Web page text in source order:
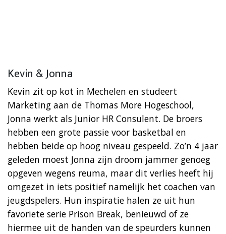
Kevin & Jonna
Kevin zit op kot in Mechelen en studeert
Marketing aan de Thomas More Hogeschool,
Jonna werkt als Junior HR Consulent. De broers
hebben een grote passie voor basketbal en
hebben beide op hoog niveau gespeeld. Zo’n 4 jaar
geleden moest Jonna zijn droom jammer genoeg
opgeven wegens reuma, maar dit verlies heeft hij
omgezet in iets positief namelijk het coachen van
jeugdspelers. Hun inspiratie halen ze uit hun
favoriete serie Prison Break, benieuwd of ze
hiermee uit de handen van de speurders kunnen